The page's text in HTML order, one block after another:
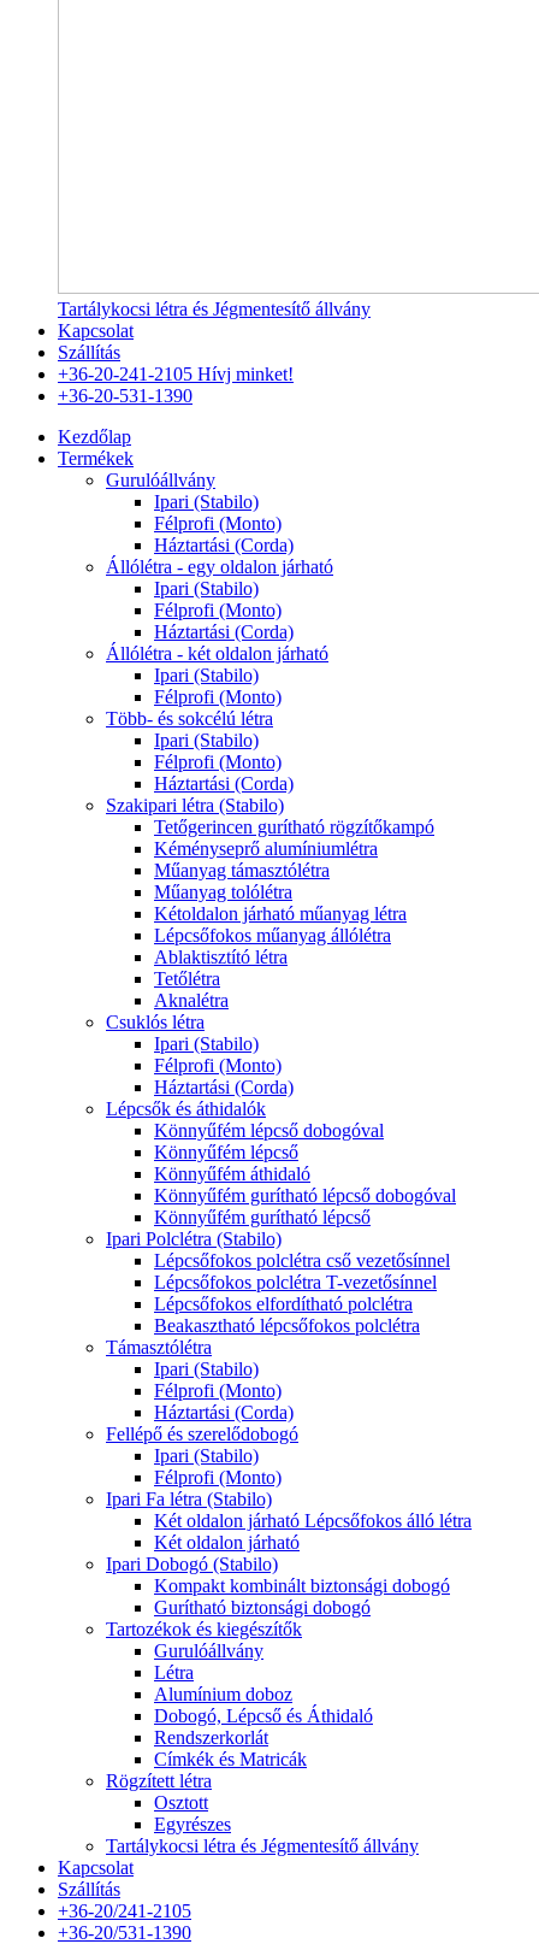
Tartálykocsi létra és Jégmentesítő állvány
Kapcsolat
Szállítás
+36-20-241-2105 Hívj minket!
+36-20-531-1390
Kezdőlap
Termékek
Gurulóállvány
Ipari (Stabilo)
Félprofi (Monto)
Háztartási (Corda)
Állólétra - egy oldalon járható
Ipari (Stabilo)
Félprofi (Monto)
Háztartási (Corda)
Állólétra - két oldalon járható
Ipari (Stabilo)
Félprofi (Monto)
Több- és sokcélú létra
Ipari (Stabilo)
Félprofi (Monto)
Háztartási (Corda)
Szakipari létra (Stabilo)
Tetőgerincen gurítható rögzítőkampó
Kéményseprő alumíniumlétra
Műanyag támasztólétra
Műanyag tolólétra
Kétoldalon járható műanyag létra
Lépcsőfokos műanyag állólétra
Ablaktisztító létra
Tetőlétra
Aknalétra
Csuklós létra
Ipari (Stabilo)
Félprofi (Monto)
Háztartási (Corda)
Lépcsők és áthidalók
Könnyűfém lépcső dobogóval
Könnyűfém lépcső
Könnyűfém áthidaló
Könnyűfém gurítható lépcső dobogóval
Könnyűfém gurítható lépcső
Ipari Polclétra (Stabilo)
Lépcsőfokos polclétra cső vezetősínnel
Lépcsőfokos polclétra T-vezetősínnel
Lépcsőfokos elfordítható polclétra
Beakasztható lépcsőfokos polclétra
Támasztólétra
Ipari (Stabilo)
Félprofi (Monto)
Háztartási (Corda)
Fellépő és szerelődobogó
Ipari (Stabilo)
Félprofi (Monto)
Ipari Fa létra (Stabilo)
Két oldalon járható Lépcsőfokos álló létra
Két oldalon járható
Ipari Dobogó (Stabilo)
Kompakt kombinált biztonsági dobogó
Gurítható biztonsági dobogó
Tartozékok és kiegészítők
Gurulóállvány
Létra
Alumínium doboz
Dobogó, Lépcső és Áthidaló
Rendszerkorlát
Címkék és Matricák
Rögzített létra
Osztott
Egyrészes
Tartálykocsi létra és Jégmentesítő állvány
Kapcsolat
Szállítás
+36-20/241-2105
+36-20/531-1390